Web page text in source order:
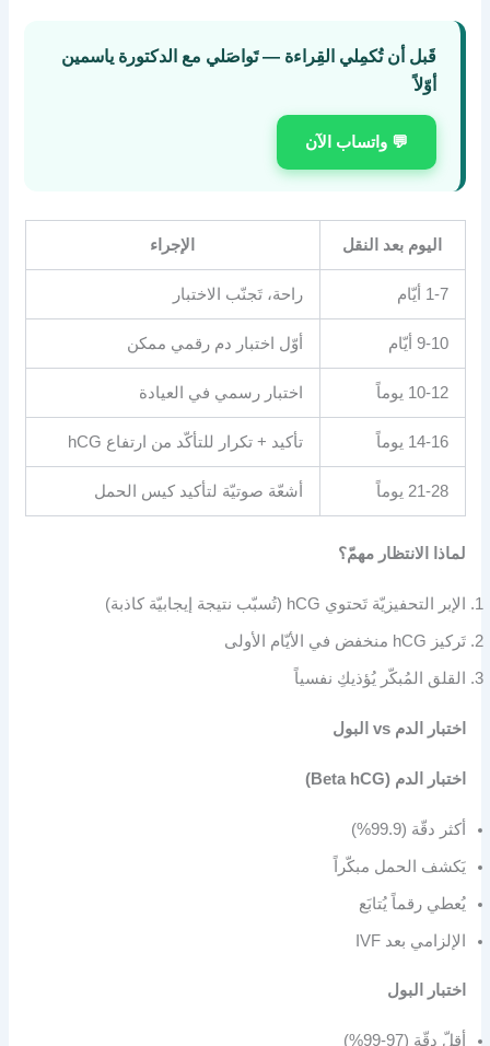
قَبل أن تُكمِلي القِراءة — تَواصَلي مع الدكتورة ياسمين
أوّلاً
💬 واتساب الآن
اليوم بعد النقل الإجراء
1-7 أيّام راحة، تَجنّب الاختبار
9-10 أيّام أوّل اختبار دم رقمي ممكن
10-12 يوماً اختبار رسمي في العيادة
14-16 يوماً تأكيد + تكرار للتأكّد من ارتفاع hCG
21-28 يوماً أشعّة صوتيّة لتأكيد كيس الحمل
لماذا الانتظار مهمّ؟
الإبر التحفيزيّة تَحتوي hCG (تُسبّب نتيجة إيجابيّة كاذبة)
تَركيز hCG منخفض في الأيّام الأولى
القلق المُبكّر يُؤذيكِ نفسياً
اختبار الدم vs البول
اختبار الدم (Beta hCG)
أكثر دقّة (99.9%)
يَكشف الحمل مبكّراً
يُعطي رقماً يُتابَع
الإلزامي بعد IVF
اختبار البول
أقلّ دقّة (97-99%)